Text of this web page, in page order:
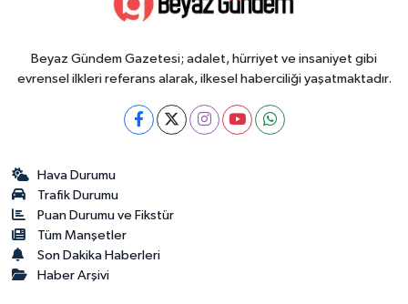
Beyaz Gündem Gazetesi; adalet, hürriyet ve insaniyet gibi
evrensel ilkleri referans alarak, ilkesel haberciliği yaşatmaktadır.
Hava Durumu
Trafik Durumu
Puan Durumu ve Fikstür
Tüm Manşetler
Son Dakika Haberleri
Haber Arşivi